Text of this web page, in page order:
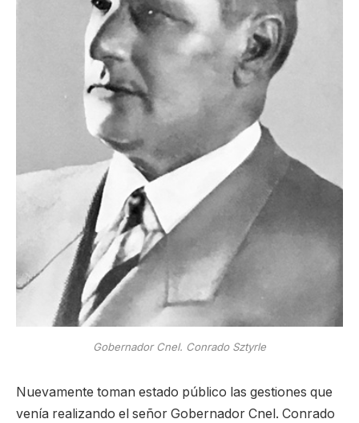
Gobernador Cnel. Conrado Sztyrle
Nuevamente toman estado público las gestiones que
venía realizando el señor Gobernador Cnel. Conrado